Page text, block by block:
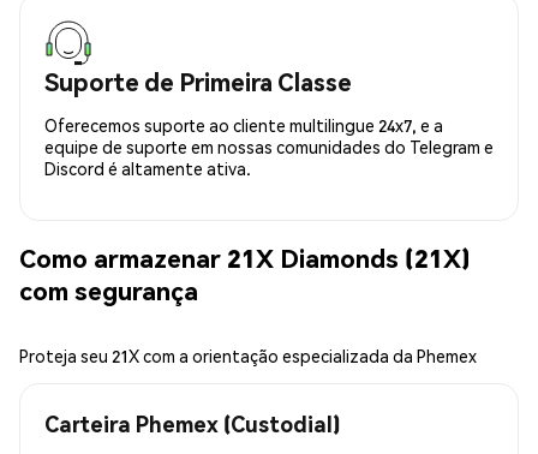
Suporte de Primeira Classe
Oferecemos suporte ao cliente multilingue 24x7, e a
equipe de suporte em nossas comunidades do Telegram e
Discord é altamente ativa.
Como armazenar 21X Diamonds (21X)
com segurança
Proteja seu 21X com a orientação especializada da Phemex
Carteira Phemex (Custodial)